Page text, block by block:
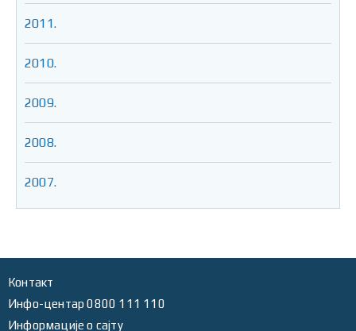
2011.
2010.
2009.
2008.
2007.
Контакт
Инфо-центар 0800 111 110
Информације о сајту